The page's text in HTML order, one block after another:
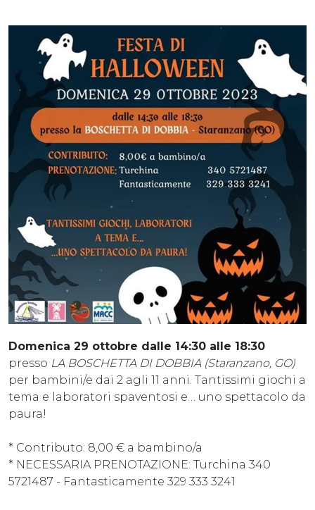
Domenica 29 ottobre dalle 14:30 alle 18:30
presso LA BOSCHETTA DI DOBBIA (Staranzano, GO)
per bambini/e dai 2 agli 11 anni. Tantissimi giochi a
tema e laboratori spaventosi e… uno spettacolo da
paura!
* Contributo: 8,00 € a bambino/a
* NECESSARIA PRENOTAZIONE: Turchina 340
5721487 - Fantasticamente 329 333 3241